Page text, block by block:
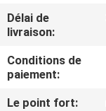
DE
L'USINE
CONTRÔLE
Délai de
livraison:
Conditions de
paiement:
Le point fort: